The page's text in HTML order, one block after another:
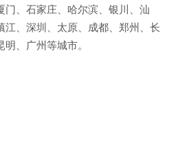
、石家庄、哈尔滨、银川、汕
、深圳、太原、成都、郑州、长
、广州等城市。